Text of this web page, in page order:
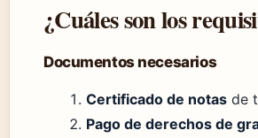
¿Cuáles son los
Documentos necesarios
Certificado de notas de
Pago de derechos de